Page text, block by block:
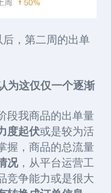
后，第二周的出单
为这仅仅一个逐渐
段我商品的出单量
度起伏或是较为活
握，商品的总流量
况，从平台运营工
竞争能力或是很大